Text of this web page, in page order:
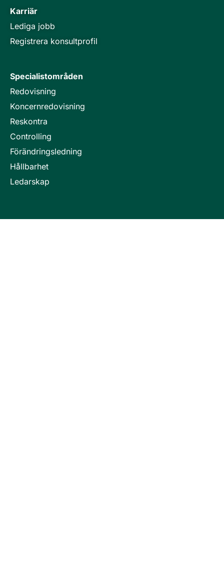
Karriär
Lediga jobb
Registrera konsultprofil
Specialistområden
Redovisning
Koncernredovisning
Reskontra
Controlling
Förändringsledning
Hållbarhet
Ledarskap